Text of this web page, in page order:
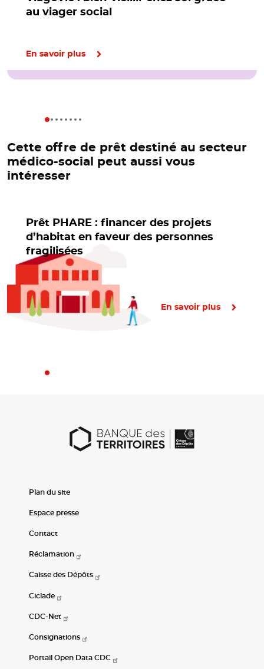
au viager social
En savoir plus
Cette offre de prêt destiné au secteur
médico-social peut aussi vous
intéresser
Prêt PHARE : financer des projets
d’habitat en faveur des personnes
fragilisées
En savoir plus
Plan du site
Espace presse
Contact
Réclamation
Caisse des Dépôts
Ciclade
CDC-Net
Consignations
Portail Open Data CDC